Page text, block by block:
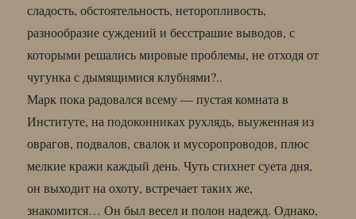
сладость, обстоятельность, неторопливость,
разнообразие суждений и бесстрашие выводов, с
которыми решались мировые проблемы, не отходя от
чугунка с дымящимися клубнями?..
Марк пока радовался всему — пустая комната в
Институте, на подоконниках рухлядь, выуженная из
оврагов, подвалов, свалок и мусоропроводов, плюс
мелкие кражи каждый день. Чуть стихнет суета дня,
он выходит на охоту, встречает таких же,
знакомится… Он был весел и полон надежд. Однако,